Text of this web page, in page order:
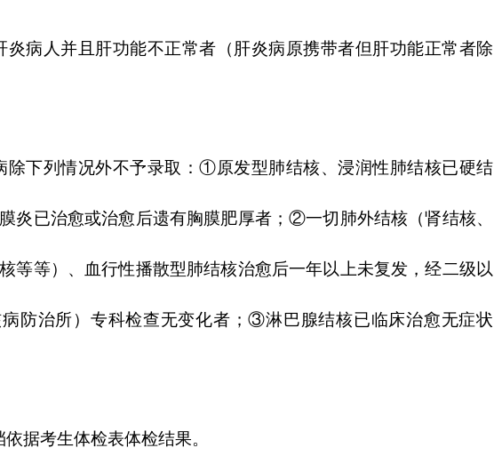
炎病人并且肝功能不正常者（肝炎病原携带者但肝功能正常者除
除下列情况外不予录取：①原发型肺结核、浸润性肺结核已硬结
炎已治愈或治愈后遗有胸膜肥厚者；②一切肺外结核（肾结核、
等等）、血行性播散型肺结核治愈后一年以上未复发，经二级以
病防治所）专科检查无变化者；③淋巴腺结核已临床治愈无症状
据考生体检表体检结果。